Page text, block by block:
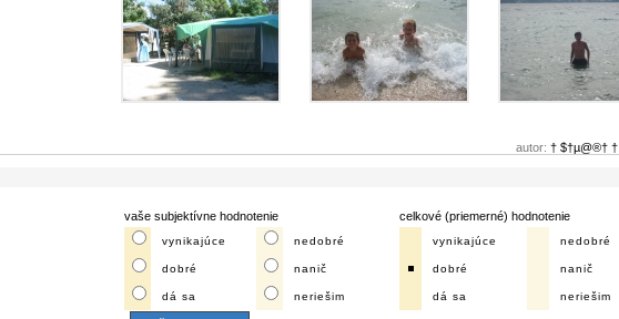
autor: † $†µ@®† †
vaše subjektívne hodnotenie
vynikajúce nedobré
dobré nanič
dá sa neriešim
celkové (priemerné) hodnotenie
vynikajúce nedobré
dobré nanič
dá sa neriešim